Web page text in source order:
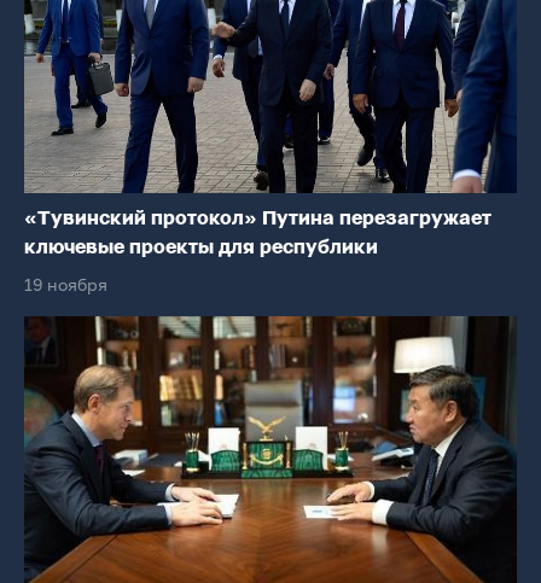
«Тувинский протокол» Путина перезагружает
ключевые проекты для республики
19 ноября